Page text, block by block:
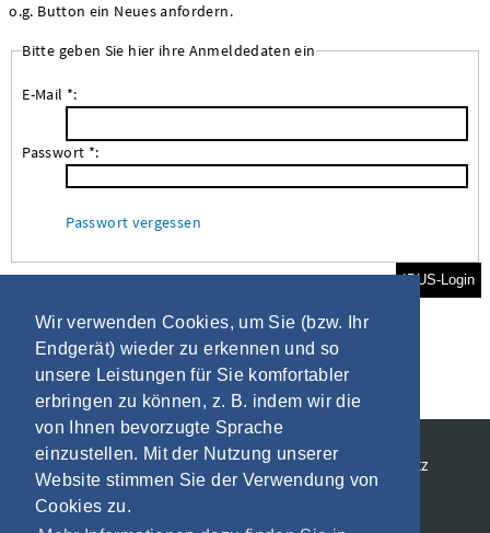
Wir verwenden Cookies, um Sie (bzw. Ihr
Endgerät) wieder zu erkennen und so
unsere Leistungen für Sie komfortabler
erbringen zu können, z. B. indem wir die
von Ihnen bevorzugte Sprache
einzustellen. Mit der Nutzung unserer
Website stimmen Sie der Verwendung von
Cookies zu.
o.g. Button ein Neues anfordern.
Bitte geben Sie hier ihre Anmeldedaten ein
E-Mail *:
Passwort *:
Passwort vergessen
IBUS-Login
Allgemeine GeschäftsbedingungenDatenschutz
Impressum